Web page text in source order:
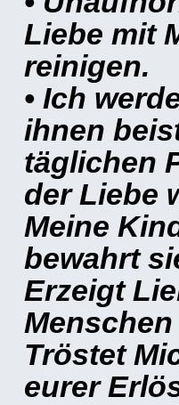
Liebe mit
reinigen.
• Ich
ihnen
täglichen
der Liebe
Meine
bewahrt
Erzeigt
Tröstet
eurer